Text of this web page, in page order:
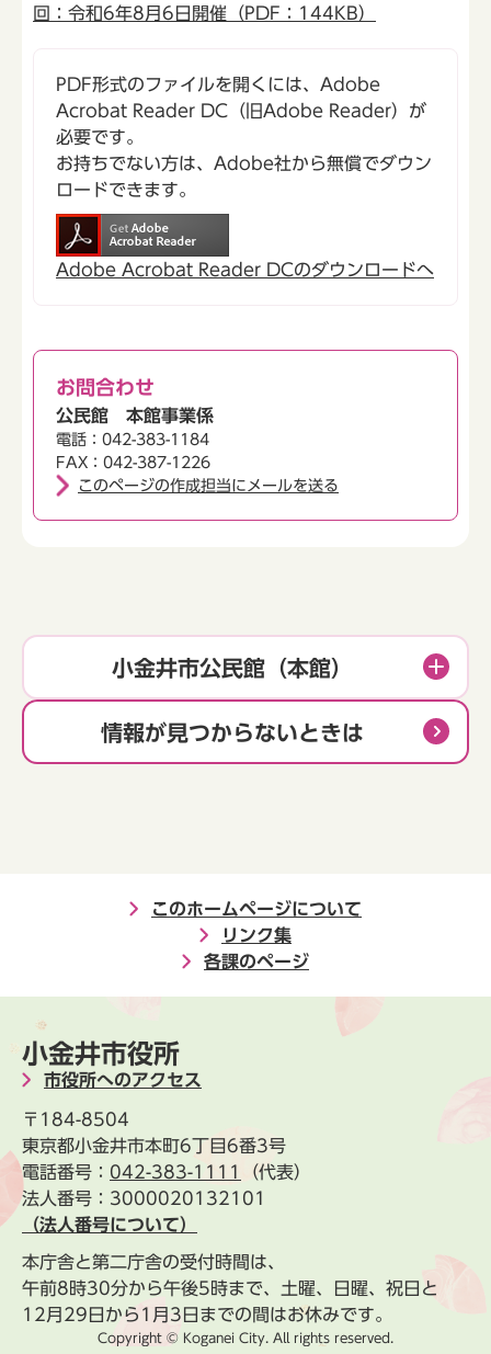
回：令和6年8月6日開催（PDF：144KB）
PDF形式のファイルを開くには、Adobe
Acrobat Reader DC（旧Adobe Reader）が
必要です。
お持ちでない方は、Adobe社から無償でダウン
ロードできます。
Adobe Acrobat Reader DCのダウンロードへ
お問合わせ
公民館 本館事業係
電話：042-383-1184
FAX：042-387-1226
このページの作成担当にメールを送る
小金井市公民館（本館）
情報が見つからないときは
このホームページについて
リンク集
各課のページ
小金井市役所
市役所へのアクセス
〒184-8504
東京都小金井市本町6丁目6番3号
電話番号： 042-383-1111
（代表）
法人番号：3000020132101
（法人番号について）
本庁舎と第二庁舎の受付時間は、
午前8時30分から午後5時まで、土曜、日曜、祝日と
12月29日から1月3日までの間はお休みです。
Copyright © Koganei City. All rights reserved.